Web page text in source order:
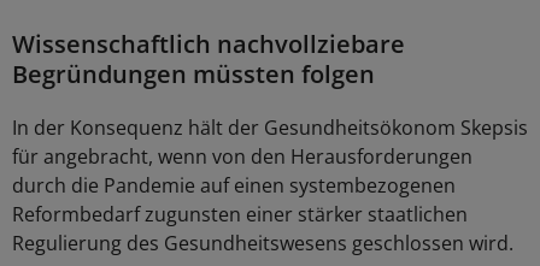
Wissenschaftlich nachvollziebare
Begründungen müssten folgen
In der Konsequenz hält der Gesundheitsökonom Skepsis
für angebracht, wenn von den Herausforderungen
durch die Pandemie auf einen systembezogenen
Reformbedarf zugunsten einer stärker staatlichen
Regulierung des Gesundheitswesens geschlossen wird.